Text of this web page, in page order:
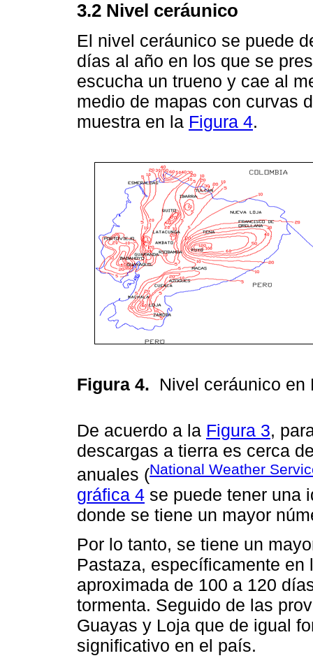
3.2 Nivel ceráunico
El nivel ceráunico se puede
días al año en los que se
escucha un trueno y cae al
medio de mapas con curvas
muestra en la Figura 4.
Figura 4. Nivel ceráunico
De acuerdo a la Figura 3,
descargas a tierra es cerca
anuales (National Weather
gráfica 4 se puede tener una
donde se tiene un mayor
Por lo tanto, se tiene un
Pastaza, específicamente
aproximada de 100 a 120
tormenta. Seguido de las
Guayas y Loja que de igual
significativo en el país.